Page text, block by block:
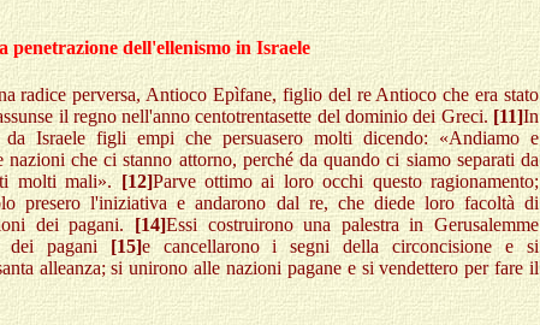
penetrazione dell'ellenismo in Israele
radice perversa, Antioco Epìfane, figlio del re Antioco che era stato
il regno nell'anno centotrentasette del dominio dei Greci. [11]In
Israele figli empi che persuasero molti dicendo: «Andiamo e
nazioni che ci stanno attorno, perché da quando ci siamo separati da
molti mali». [12]Parve ottimo ai loro occhi questo ragionamento;
presero l'iniziativa e andarono dal re, che diede loro facoltà di
dei pagani. [14]Essi costruirono una palestra in Gerusalemme
dei pagani [15]e cancellarono i segni della circoncisione e si
alleanza; si unirono alle nazioni pagane e si vendettero per fare il